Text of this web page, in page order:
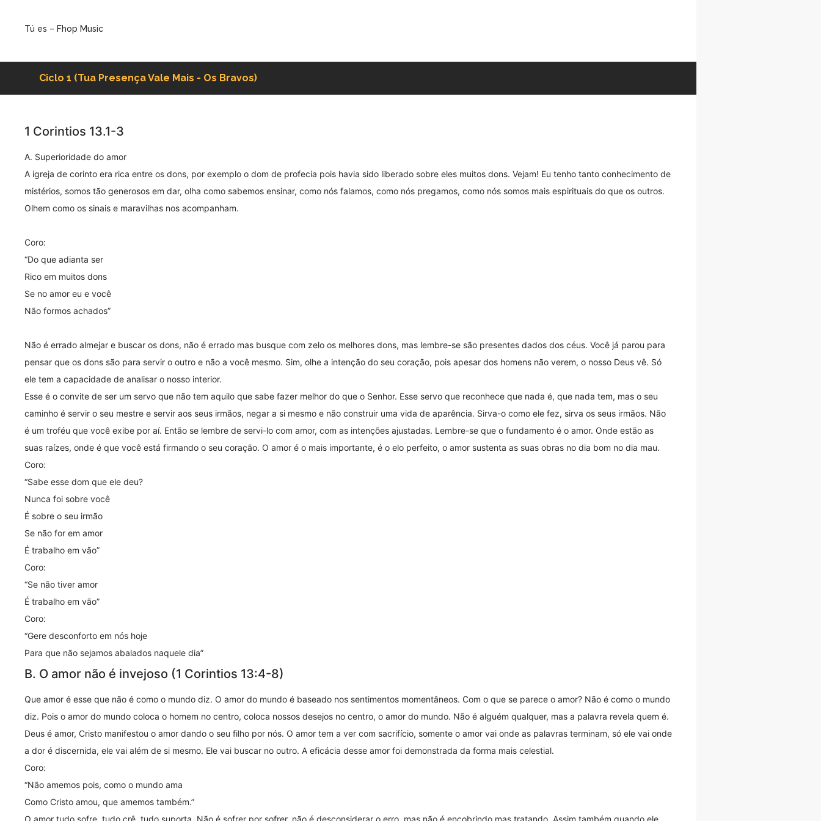
Tú es – Fhop Music
Ciclo 1 (Tua Presença Vale Mais - Os Bravos)
1 Corintios 13.1-3
A. Superioridade do amor
A igreja de corinto era rica entre os dons, por exemplo o dom de profecia pois havia sido liberado sobre eles muitos dons. Vejam! Eu tenho tanto conhecimento de
mistérios, somos tão generosos em dar, olha como sabemos ensinar, como nós falamos, como nós pregamos, como nós somos mais espirituais do que os outros.
Olhem como os sinais e maravilhas nos acompanham.
Coro:
“Do que adianta ser
Rico em muitos dons
Se no amor eu e você
Não formos achados”
Não é errado almejar e buscar os dons, não é errado mas busque com zelo os melhores dons, mas lembre-se são presentes dados dos céus. Você já parou para
pensar que os dons são para servir o outro e não a você mesmo. Sim, olhe a intenção do seu coração, pois apesar dos homens não verem, o nosso Deus vê. Só
ele tem a capacidade de analisar o nosso interior.
Esse é o convite de ser um servo que não tem aquilo que sabe fazer melhor do que o Senhor. Esse servo que reconhece que nada é, que nada tem, mas o seu
caminho é servir o seu mestre e servir aos seus irmãos, negar a si mesmo e não construir uma vida de aparência. Sirva-o como ele fez, sirva os seus irmãos. Não
é um troféu que você exibe por aí. Então se lembre de servi-lo com amor, com as intenções ajustadas. Lembre-se que o fundamento é o amor. Onde estão as
suas raízes, onde é que você está firmando o seu coração. O amor é o mais importante, é o elo perfeito, o amor sustenta as suas obras no dia bom no dia mau.
Coro:
“Sabe esse dom que ele deu?
Nunca foi sobre você
É sobre o seu irmão
Se não for em amor
É trabalho em vão”
Coro:
“Se não tiver amor
É trabalho em vão”
Coro:
“Gere desconforto em nós hoje
Para que não sejamos abalados naquele dia”
B. O amor não é invejoso (1 Corintios 13:4-8)
Que amor é esse que não é como o mundo diz. O amor do mundo é baseado nos sentimentos momentâneos. Com o que se parece o amor? Não é como o mundo
diz. Pois o amor do mundo coloca o homem no centro, coloca nossos desejos no centro, o amor do mundo. Não é alguém qualquer, mas a palavra revela quem é.
Deus é amor, Cristo manifestou o amor dando o seu filho por nós. O amor tem a ver com sacrifício, somente o amor vai onde as palavras terminam, só ele vai onde
a dor é discernida, ele vai além de si mesmo. Ele vai buscar no outro. A eficácia desse amor foi demonstrada da forma mais celestial.
Coro:
“Não amemos pois, como o mundo ama
Como Cristo amou, que amemos também.”
O amor tudo sofre, tudo crê, tudo suporta. Não é sofrer por sofrer, não é desconsiderar o erro, mas não é encobrindo mas tratando. Assim também quando ele